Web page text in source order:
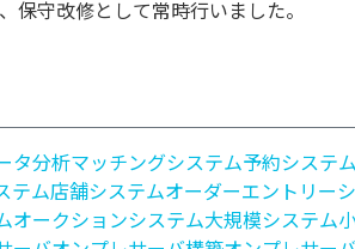
保守改修として常時行いました。
タ分析マッチングシステム予約システム
テム店舗システムオーダーエントリー
オークションシステム大規模システム